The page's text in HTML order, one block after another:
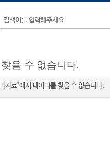
을 수 없습니다.
자료"에서 데이터를 찾을 수 없습니다.